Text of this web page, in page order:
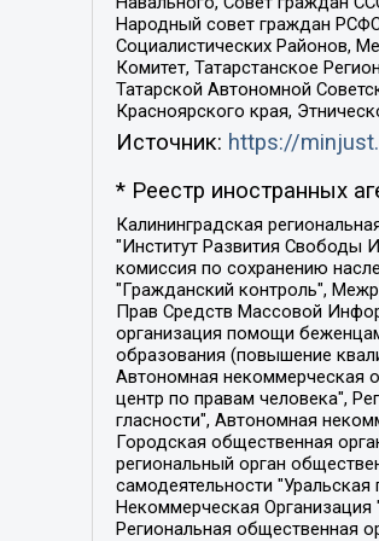
Народный совет граждан
Социалистических Районов,
Комитет, Татарстанское
Татарской Автономной
Красноярского края,
Источник: https://
* Реестр иностранных
Калининградская региональная общественная организация "Экозащита!-Женсовет", Фонд содействия защите прав и свобод граждан "Общественный вердикт", Фонд "Институт Развития Свободы Информации", Частное учреждение "Информационное агентство МЕМО. РУ", Региональная общественная организация "Общественная комиссия по сохранению наследия академика Сахарова", Фонд поддержки свободы прессы, Санкт-Петербургская общественная правозащитная организация "Гражданский контроль", Межрегиональная общественная организация "Информационно-просветительский центр "Мемориал", Региональный Фонд "Центр Защиты Прав Средств Массовой Информации", с 05.12.2023 Фонд "Центр Защиты Прав Средств массовой информации", Региональная общественная благотворительная организация помощи беженцам и мигрантам "Гражданское содействие", Негосударственное образовательное учреждение дополнительного профессионального образования (повышение квалификации) специалистов "АКАДЕМИЯ ПО ПРАВАМ ЧЕЛОВЕКА", Свердловская региональная общественная организация "Сутяжник", Автономная некоммерческая организация "Центр независимых социологических исследований", Союз общественных объединений "Российский исследовательский центр по правам человека", Региональное общественное учреждение научно-информационный центр "МЕМОРИАЛ", Некоммерческая организация "Фонд защиты гласности", Автономная некоммерческая организация "Институт прав человека", Городская общественная организация "Екатеринбургское общество "МЕМОРИАЛ", Городская общественная организация "Рязанское историко-просветительское и правозащитное общество "Мемориал" (Рязанский Мемориал), Челябинский региональный орган общественной самодеятельности – женское общественное объединение "Женщины Евразии", Челябинский региональный орган общественной самодеятельности